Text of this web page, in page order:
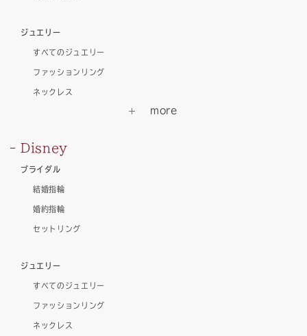
ジュエリー
すべてのジュエリー
ファッションリング
ネックレス
Disney
ブライダル
結婚指輪
婚約指輪
セットリング
ジュエリー
すべてのジュエリー
ファッションリング
ネックレス